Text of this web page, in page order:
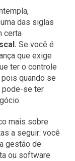
das siglas
certa
Se você é
que exige
ter o controle
quando se
pode-se ter
mais sobre
a seguir: você
gestão de
ou software